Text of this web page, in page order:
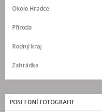
Okolo Hradce
Příroda
Rodný kraj
Zahrádka
POSLEDNÍ FOTOGRAFIE